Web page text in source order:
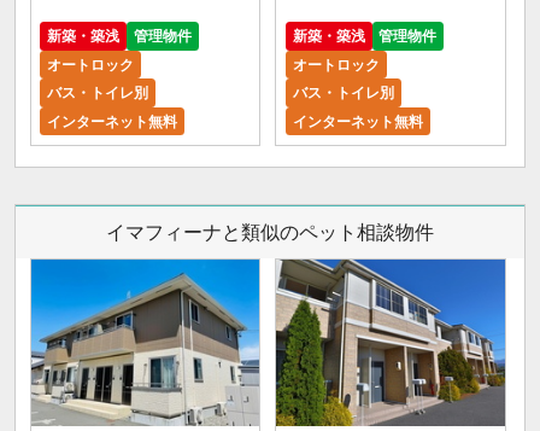
新築・築浅
管理物件
オートロック
バス・トイレ別
インターネット無料
新築・築浅
管理物件
オートロック
バス・トイレ別
インターネット無料
イマフィーナと類似のペット相談物件